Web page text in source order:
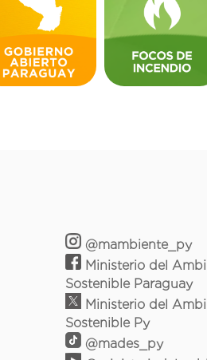
@mambiente_py
Ministerio del
Sostenible Paraguay
Ministerio del
Sostenible Py
@mades_py